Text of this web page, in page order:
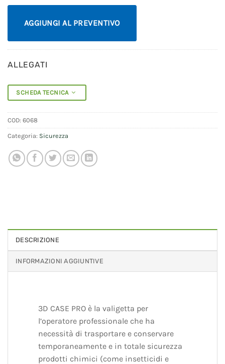
AGGIUNGI AL PREVENTIVO
ALLEGATI
SCHEDA TECNICA
COD: 6068
Categoria: Sicurezza
DESCRIZIONE
INFORMAZIONI AGGIUNTIVE
3D CASE PRO è la valigetta per
l’operatore professionale che ha
necessità di trasportare e conservare
temporaneamente e in totale sicurezza
prodotti chimici (come insetticidi e